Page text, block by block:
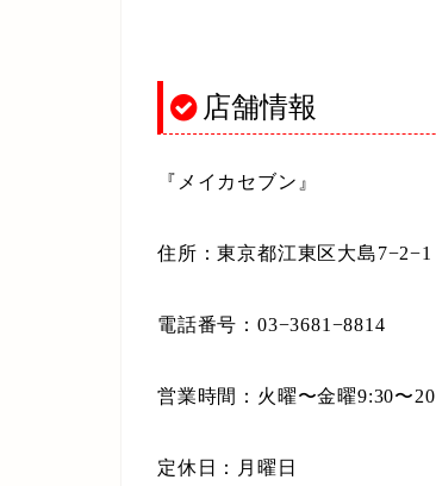
店舗情報
『メイカセブン』
住所：東京都江東区大島7−2−1
電話番号：03−3681−8814
営業時間：火曜〜金曜9:30〜
定休日：月曜日